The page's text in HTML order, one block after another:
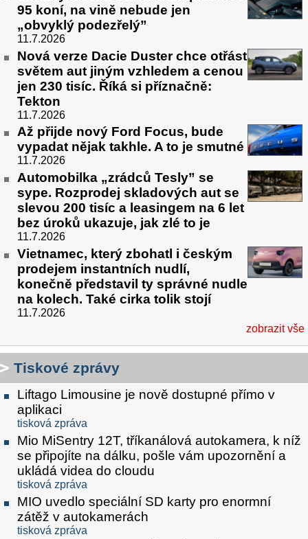
95 koní, na vině nebude jen
„obvyklý podezřelý”
11.7.2026
Nová verze Dacie Duster chce otřást
světem aut jiným vzhledem a cenou
jen 230 tisíc. Říká si příznačně:
Tekton
11.7.2026
Až přijde nový Ford Focus, bude
vypadat nějak takhle. A to je smutné
11.7.2026
Automobilka „zrádců Tesly” se
sype. Rozprodej skladových aut se
slevou 200 tisíc a leasingem na 6 let
bez úroků ukazuje, jak zlé to je
11.7.2026
Vietnamec, který zbohatl i českým
prodejem instantních nudlí,
konečně představil ty správné nudle
na kolech. Také cirka tolik stojí
11.7.2026
zobrazit vše
Tiskové zprávy
Liftago Limousine je nově dostupné přímo v
aplikaci
tisková zpráva
Mio MiSentry 12T, tříkanálová autokamera, k níž
se připojíte na dálku, pošle vám upozornění a
ukládá videa do cloudu
tisková zpráva
MIO uvedlo speciální SD karty pro enormní
zátěž v autokamerách
tisková zpráva